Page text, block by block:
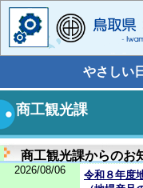
やさしい
商工観光課
商工観光課からのお
2026/08/06
令和８年度